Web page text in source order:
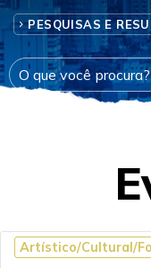
PESQUISAS E
Artístico/Cultural/